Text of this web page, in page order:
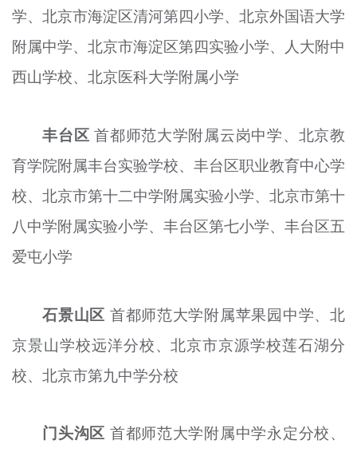
学、北京市海淀区清河第四小学、北京外国语大学
附属中学、北京市海淀区第四实验小学、人大附中
西山学校、北京医科大学附属小学
丰台区 首都师范大学附属云岗中学、北京教
育学院附属丰台实验学校、丰台区职业教育中心学
校、北京市第十二中学附属实验小学、北京市第十
八中学附属实验小学、丰台区第七小学、丰台区五
爱屯小学
石景山区 首都师范大学附属苹果园中学、北
京景山学校远洋分校、北京市京源学校莲石湖分
校、北京市第九中学分校
门头沟区 首都师范大学附属中学永定分校、